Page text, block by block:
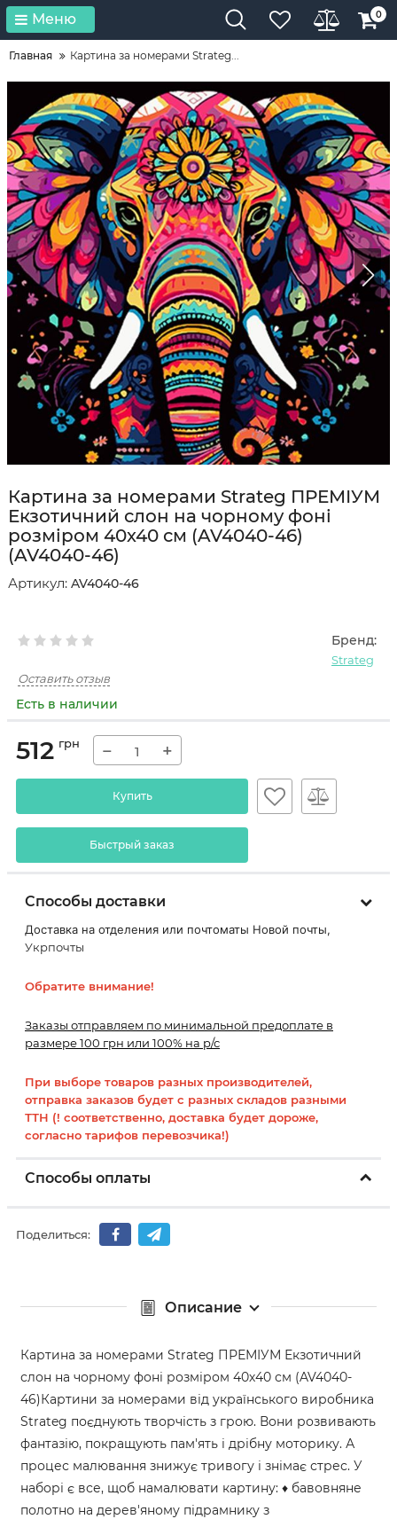
Меню 0
Главная Картина за номерами Strateg...
Картина за номерами Strateg ПРЕМІУМ
Екзотичний слон на чорному фоні
розміром 40х40 см (AV4040-46)
(AV4040-46)
Артикул: AV4040-46
Бренд:
Strateg
Оставить отзыв
Есть в наличии
512 грн − +
Купить
Быстрый заказ
Способы доставки
Доставка на отделения или почтоматы Новой почты,
Укрпочты
Обратите внимание!
Заказы отправляем по минимальной предоплате в
размере 100 грн или 100% на р/с
При выборе товаров разных производителей,
отправка заказов будет с разных складов разными
ТТН (! соответственно, доставка будет дороже,
согласно тарифов перевозчика!)
Способы оплаты
Поделиться:
Описание
Картина за номерами Strateg ПРЕМІУМ Екзотичний
слон на чорному фоні розміром 40х40 см (AV4040-
46)Картини за номерами від українського виробника
Strateg поєднують творчість з грою. Вони розвивають
фантазію, покращують пам'ять і дрібну моторику. А
процес малювання знижує тривогу і знімає стрес. У
наборі є все, щоб намалювати картину: ♦ бавовняне
полотно на дерев'яному підрамнику з